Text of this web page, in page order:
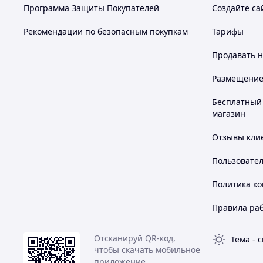
✔️В составе серосодержащие аминокислоты таурин и
То есть это супер добавка, которая будет стоять на
Программа Защиты Покупателей
Рекомендации по безопасным покупкам
Создайте
Тарифы
Продавать
Размещение
Бесплатный
магазин
Отзывы
Политика
Правила
Отсканируй QR-код,
чтобы скачать мобильное
Тема -